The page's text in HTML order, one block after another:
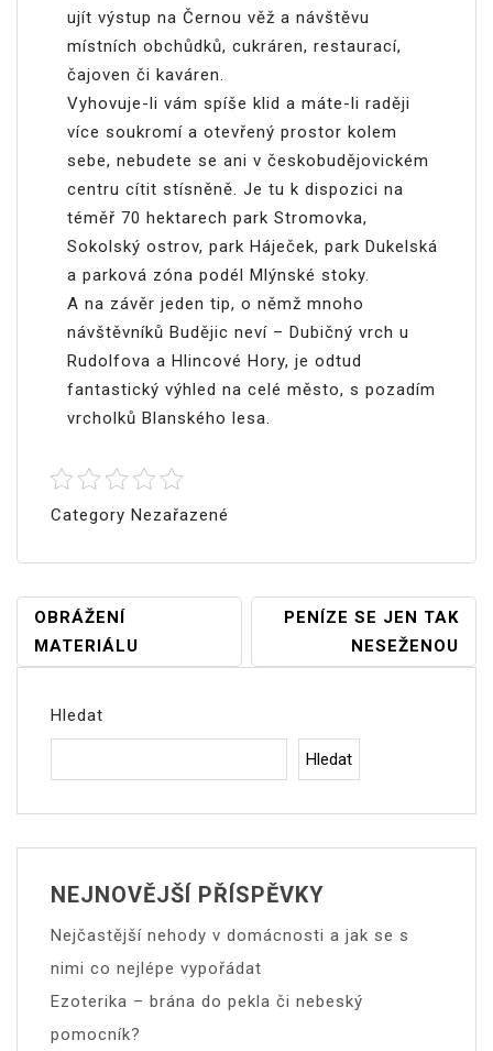
ujít výstup na Černou věž a návštěvu
místních obchůdků, cukráren, restaurací,
čajoven či kaváren.
Vyhovuje-li vám spíše klid a máte-li raději
více soukromí a otevřený prostor kolem
sebe, nebudete se ani v českobudějovickém
centru cítit stísněně. Je tu k dispozici na
téměř 70 hektarech park Stromovka,
Sokolský ostrov, park Háječek, park Dukelská
a parková zóna podél Mlýnské stoky.
A na závěr jeden tip, o němž mnoho
návštěvníků Budějic neví – Dubičný vrch u
Rudolfova a Hlincové Hory, je odtud
fantastický výhled na celé město, s pozadím
vrcholků Blanského lesa.
Category Nezařazené
Navigace
Pro
Příspěvek
OBRÁŽENÍ
MATERIÁLU
PENÍZE SE JEN TAK
NESEŽENOU
Hledat
Hledat
NEJNOVĚJŠÍ PŘÍSPĚVKY
Nejčastější nehody v domácnosti a jak se s
nimi co nejlépe vypořádat
Ezoterika – brána do pekla či nebeský
pomocník?